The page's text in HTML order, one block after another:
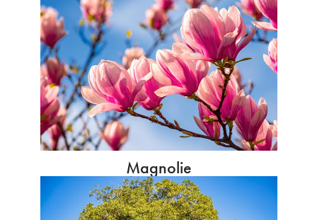
Magnolie